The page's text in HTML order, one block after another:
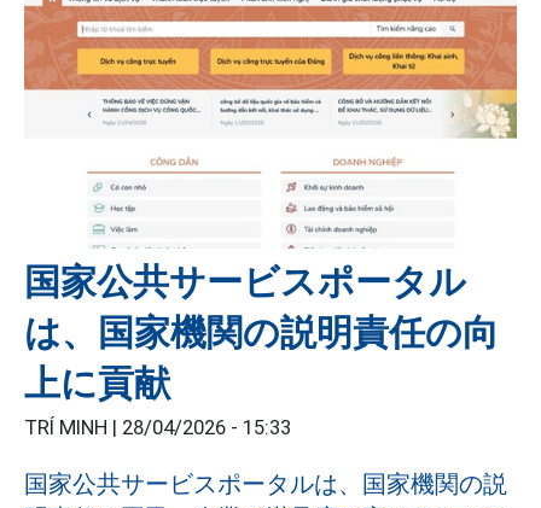
国家公共サービスポータル
は、国家機関の説明責任の向
上に貢献
TRÍ MINH | 28/04/2026 - 15:33
国家公共サービスポータルは、国家機関の説